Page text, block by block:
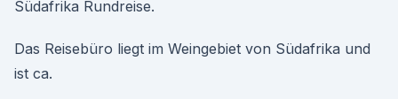
Südafrika Rundreise.
Das Reisebüro liegt im Weingebiet von Südafrika und
ist ca.